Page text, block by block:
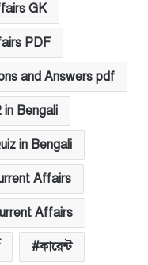
GK
PDF
and Answers pdf
Bengali
in Bengali
Affairs
Affairs
কারেন্ট